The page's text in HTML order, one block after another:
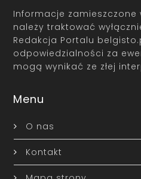
Informacje
należy traktować
Redakcja Portalu
odpowiedzialności za
mogą wynikać ze złej
Menu
O nas
Kontakt